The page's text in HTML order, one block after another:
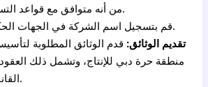
من أنه متوافق مع قواعد التسجيل في دبي.
قم بتسجيل اسم الشركة في الجهات الحكومية المعنية.
تقديم الوثائق: قدم الوثائق المطلوبة
منطقة حرة دبي للإنتاج، وتشمل ذلك
القانونية المطلوبة.